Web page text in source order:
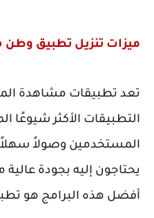
ميزات تنزيل تطبيق
تعد تطبيقات مشاهدة
التطبيقات الأكثر شيوعًا
المستخدمين وصولاً سهلاً
يحتاجون إليه بجودة عالية
أفضل هذه البرامج هو